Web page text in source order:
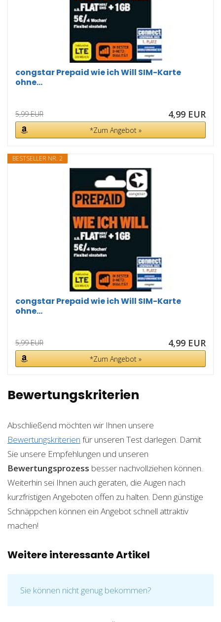
congstar Prepaid wie ich Will SIM-Karte
ohne...
5,99 EUR 4,99 EUR
*Zum Angebot »
BESTSELLER NR. 2
congstar Prepaid wie ich Will SIM-Karte
ohne...
5,99 EUR 4,99 EUR
*Zum Angebot »
Bewertungskriterien
Abschließend möchten wir Ihnen unsere
Bewertungskriterien für unseren Test darlegen. Damit
Sie unsere Empfehlungen und unseren
Bewertungsprozess besser nachvollziehen können.
Weiterhin sei Ihnen auch geraten, die Augen nach
kurzfristigen Angeboten offen zu halten. Denn günstige
Schnäppchen können ein Angebot schnell attraktiv
machen!
Weitere interessante Artikel
Sie können nicht genug bekommen?